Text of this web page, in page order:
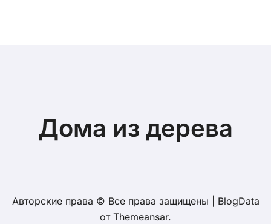
Дома из дерева
Авторские права © Все права защищены
BlogData
от Themeansar.